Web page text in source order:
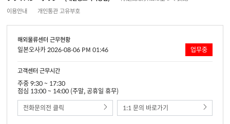
이용안내
개인통관 고유부호
해외물류센터 근무현황
일본오사카 2026-08-06 PM 01:46 업무중
고객센터 근무시간
주중 9:30 ~ 17:30
점심 13:00 ~ 14:00 (주말, 공휴일 휴무)
전화문의전 클릭
1:1 문의 바로가기